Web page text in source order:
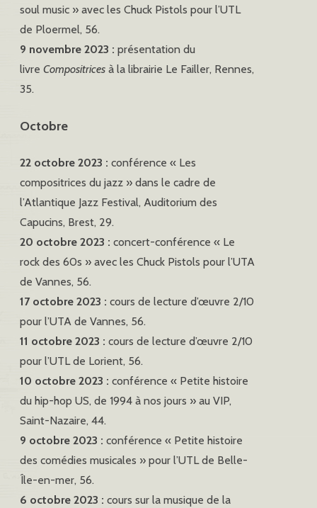
soul music » avec les Chuck Pistols pour l’UTL
de Ploermel, 56.
9 novembre 2023 : présentation du
livre Compositrices à la librairie Le Failler, Rennes,
35.
Octobre
22 octobre 2023 : conférence « Les
compositrices du jazz » dans le cadre de
l’Atlantique Jazz Festival, Auditorium des
Capucins, Brest, 29.
20 octobre 2023 : concert-conférence « Le
rock des 60s » avec les Chuck Pistols pour l’UTA
de Vannes, 56.
17 octobre 2023 : cours de lecture d’œuvre 2/10
pour l’UTA de Vannes, 56.
11 octobre 2023 : cours de lecture d’œuvre 2/10
pour l’UTL de Lorient, 56.
10 octobre 2023 : conférence « Petite histoire
du hip-hop US, de 1994 à nos jours » au VIP,
Saint-Nazaire, 44.
9 octobre 2023 : conférence « Petite histoire
des comédies musicales » pour l’UTL de Belle-
Île-en-mer, 56.
6 octobre 2023 : cours sur la musique de la